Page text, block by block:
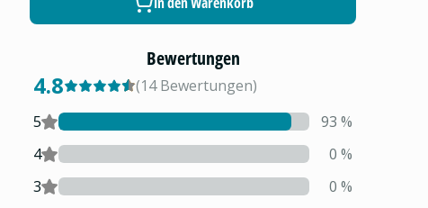
Bewertungen
4.8 (14 Bewertungen)
5
93 %
4
0 %
3
0 %